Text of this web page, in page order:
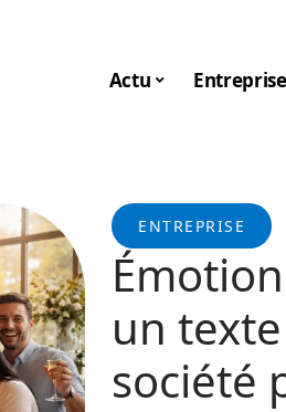
Actu Entreprise
ENTREPRISE
un
société